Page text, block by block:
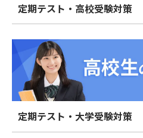
定期テスト・高校受験対策
定期テスト・大学受験対策